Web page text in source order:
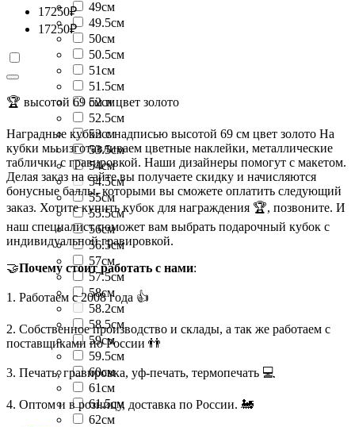
49см
49.5см
50см
50.5см
51см
51.5см
52см
52.5см
53см
53.5см
54см
54.5см
55см
55.5см
56см
56.5см
57см
57.5см
58см
58.2см
58.5см
59см
59.5см
60см
61см
61.5см
62см
17250₽
17250₽
🏆 высотой 69 см и цвет золото
Наградные кубки с надписью высотой 69 см цвет золото На
кубки мы изготавливаем цветные наклейки, металлические
таблички с гравировкой. Наши дизайнеры помогут с макетом.
Делая заказ на сайте вы получаете скидку и начисляются
бонусные баллы, которыми вы сможете оплатить следующий
заказ. Хотите купить кубок для награждения 🏆, позвоните. И
наш специалист поможет вам выбрать подарочный кубок с
индивидуальной гравировкой.
🤝Почему стоит работать с нами:
1. Работаем с 2008 года 👍
2. Собственное производство и склады, а так же работаем с
поставщиками по России 👬
3. Печать, гравировка, уф-печать, термопечать 💻
4. Оптом и в розницу, доставка по России. 🚂